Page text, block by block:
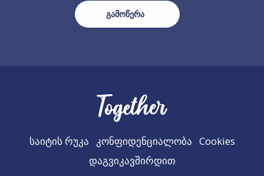
საიტის რუკა კონფიდენციალობა Cookies
დაგვიკავშირდით